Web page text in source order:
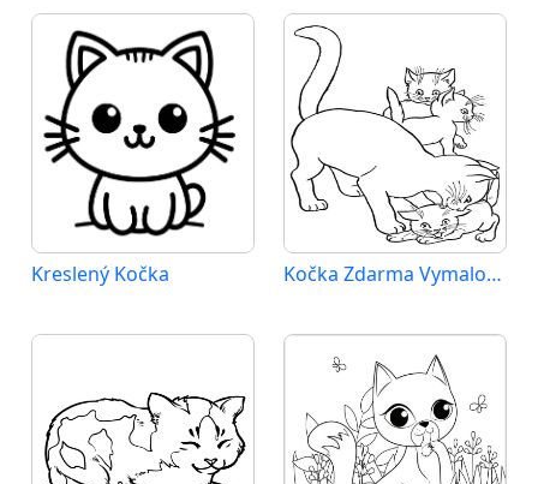
Kreslený Kočka Kočka Zdarma Vymalovatelné Obrázek